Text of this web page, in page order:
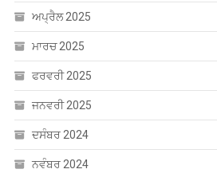
ਅਕਤੂਬਰ 2024
ਸਤੰਬਰ 2024
ਅਗਸਤ 2024
ਜੁਲਾਈ 2024
ਜੂਨ 2024
ਮਈ 2024